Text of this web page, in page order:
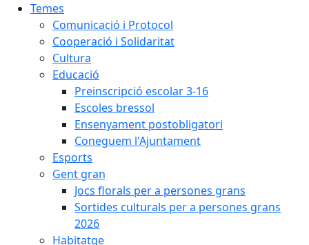
Temes
Comunicació i Protocol
Cooperació i Solidaritat
Cultura
Educació
Preinscripció escolar 3-16
Escoles bressol
Ensenyament postobligatori
Coneguem l'Ajuntament
Esports
Gent gran
Jocs florals per a persones grans
Sortides culturals per a persones grans
2026
Habitatge